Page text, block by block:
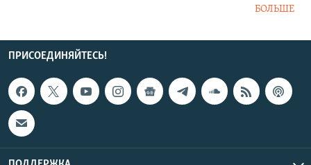
БОЛЬШЕ
ПРИСОЕДИНЯЙТЕСЬ!